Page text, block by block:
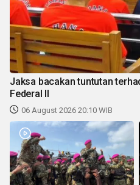
Jaksa bacakan tuntutan
Federal II
06 August 2026 20:10 WIB